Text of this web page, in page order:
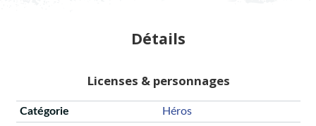
Détails
Licenses & personnages
Catégorie
Héros